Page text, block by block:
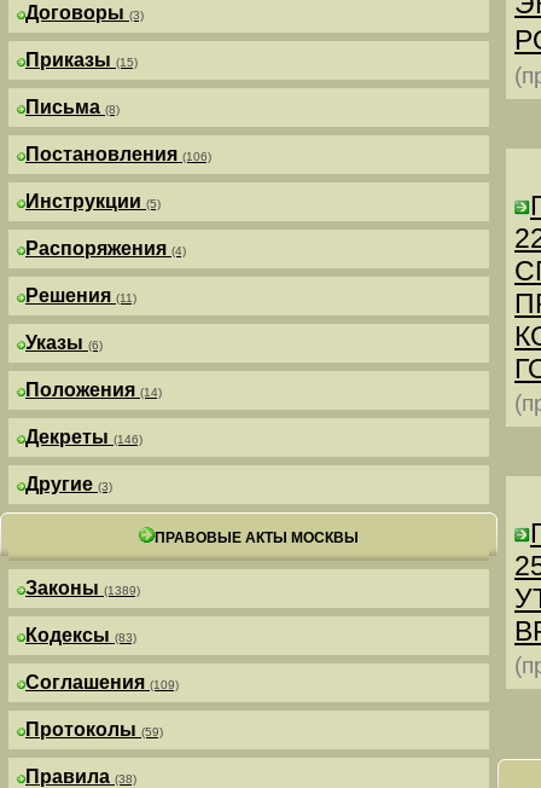
Договоры (3)
Приказы (15)
Письма (8)
Постановления (106)
Инструкции (5)
Распоряжения (4)
Решения (11)
Указы (6)
Положения (14)
Декреты (146)
Другие (3)
ПРАВОВЫЕ АКТЫ МОСКВЫ
Законы (1389)
Кодексы (83)
Соглашения (109)
Протоколы (59)
Правила (38)